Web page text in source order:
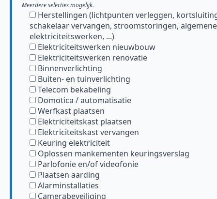
Meerdere selecties mogelijk.
Herstellingen (lichtpunten verleggen,
schakelaar vervangen, stroomstoringen, algemene
elektriciteitswerken, ...)
Elektriciteitswerken nieuwbouw
Elektriciteitswerken renovatie
Binnenverlichting
Buiten- en tuinverlichting
Telecom bekabeling
Domotica / automatisatie
Werfkast plaatsen
Elektriciteitskast plaatsen
Elektriciteitskast vervangen
Keuring elektriciteit
Oplossen mankementen keuringsverslag
Parlofonie en/of videofonie
Plaatsen aarding
Alarminstallaties
Camerabeveiliging